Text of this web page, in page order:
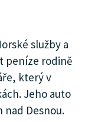
služby a
peníze rodině
který v
Jeho auto
nad Desnou.